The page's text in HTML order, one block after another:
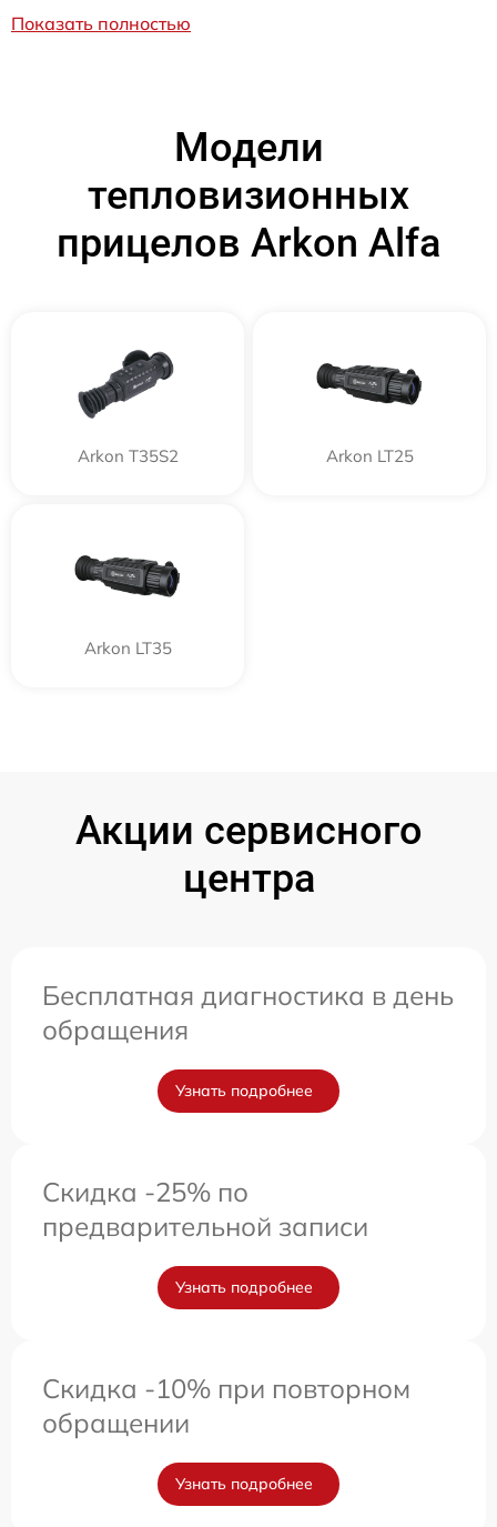
Показать полностью
Модели
тепловизионных
прицелов Arkon Alfa
Arkon T35S2 Arkon LT25
Arkon LT35
Акции сервисного
центра
Бесплатная диагностика в день
обращения
Узнать подробнее
Скидка -25% по
предварительной записи
Узнать подробнее
Скидка -10% при повторном
обращении
Узнать подробнее